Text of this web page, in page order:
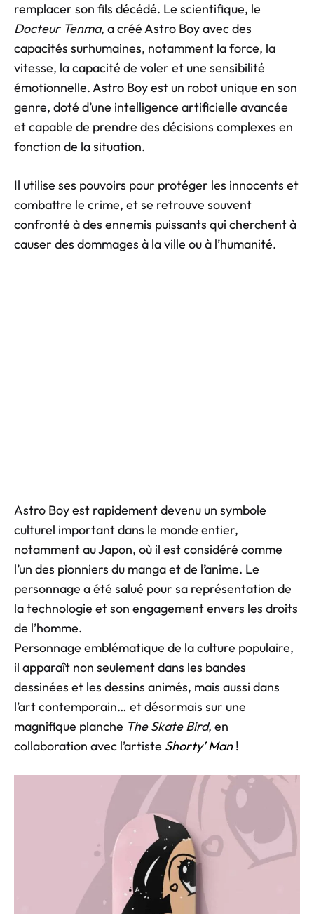
remplacer son fils décédé. Le scientifique, le
Docteur Tenma, a créé Astro Boy avec des
capacités surhumaines, notamment la force, la
vitesse, la capacité de voler et une sensibilité
émotionnelle. Astro Boy est un robot unique en son
genre, doté d’une intelligence artificielle avancée
et capable de prendre des décisions complexes en
fonction de la situation.
Il utilise ses pouvoirs pour protéger les innocents et
combattre le crime, et se retrouve souvent
confronté à des ennemis puissants qui cherchent à
causer des dommages à la ville ou à l’humanité.
Astro Boy est rapidement devenu un symbole
culturel important dans le monde entier,
notamment au Japon, où il est considéré comme
l’un des pionniers du manga et de l’anime. Le
personnage a été salué pour sa représentation de
la technologie et son engagement envers les droits
de l’homme.
Personnage emblématique de la culture populaire,
il apparaît non seulement dans les bandes
dessinées et les dessins animés, mais aussi dans
l’art contemporain… et désormais sur une
magnifique planche The Skate Bird, en
collaboration avec l’artiste Shorty’ Man!